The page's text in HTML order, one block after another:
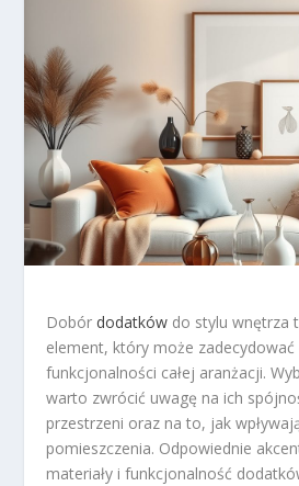
Dobór dodatków do stylu wnętrza
element, który może
funkcjonalności całej aranżacji.
warto zwrócić uwagę na ich
przestrzeni oraz na to, jak
pomieszczenia. Odpowiednie
materiały i funkcjonalność